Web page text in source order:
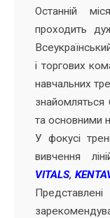
Останній
проходить
і торгових
навчальних
та основними
У фокусі
вивчення
VITALS,